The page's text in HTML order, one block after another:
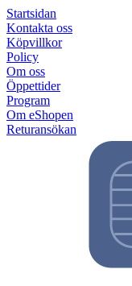
Startsidan
Kontakta oss
Köpvillkor
Policy
Om oss
Öppettider
Program
Om eShopen
Returansökan